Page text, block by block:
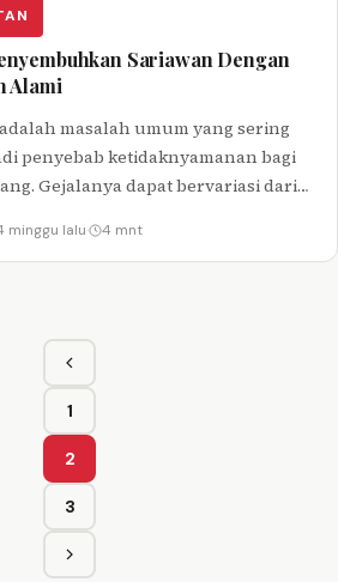
Sariawan Dengan
Alami
masalah umum yang sering
penyebab ketidaknyamanan bagi
Gejalanya dapat bervariasi dari
minggu lalu· 4 mnt
Sebelumnya
Halaman
1
Halaman
2
Halaman
3
Berikutnya